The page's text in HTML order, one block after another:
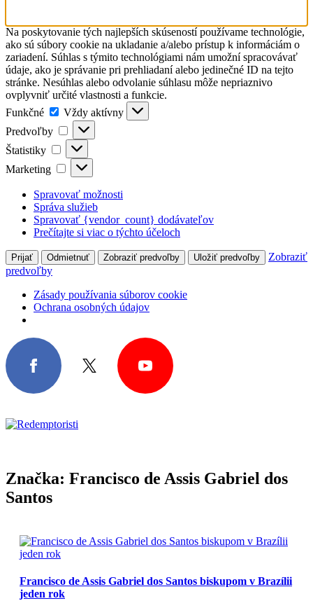
Na poskytovanie tých najlepších skúseností používame technológie,
ako sú súbory cookie na ukladanie a/alebo prístup k informáciám o
zariadení. Súhlas s týmito technológiami nám umožní spracovávať
údaje, ako je správanie pri prehliadaní alebo jedinečné ID na tejto
stránke. Nesúhlas alebo odvolanie súhlasu môže nepriaznivo
ovplyvniť určité vlastnosti a funkcie.
Funkčné
Funkčné
Vždy aktívny
Predvoľby
Predvoľby
Štatistiky Štatistiky
Marketing Marketing
Spravovať možnosti
Správa služieb
Spravovať {vendor_count} dodávateľov
Prečítajte si viac o týchto účeloch
Prijať Odmietnuť Zobraziť predvoľby Uložiť predvoľby
Zobraziť
predvoľby
Zásady používania súborov cookie
Ochrana osobných údajov
Značka: Francisco de Assis Gabriel dos
Santos
Francisco de Assis Gabriel dos Santos biskupom v Brazílii
jeden rok